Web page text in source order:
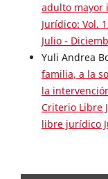
adulto mayor
Jurídico: Vol.
Julio -
Yuli Andrea
familia, a la
la
Criterio Libre
libre jurídico